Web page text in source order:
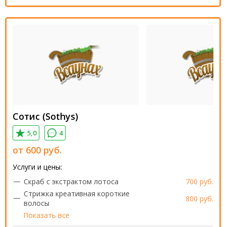
Сотис (Sothys)
5,0 4
от 600 руб.
Услуги и цены:
Скраб с экстрактом лотоса
700 руб.
Стрижка креативная короткие
волосы
800 руб.
Показать все